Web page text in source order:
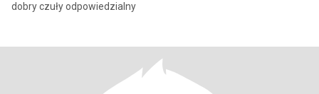
dobry czuły odpowiedzialny